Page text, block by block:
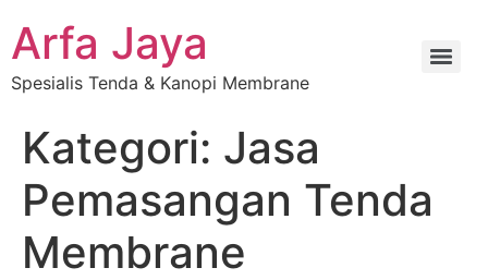
Arfa Jaya
Spesialis Tenda & Kanopi Membrane
Kategori: Jasa
Pemasangan Tenda
Membrane